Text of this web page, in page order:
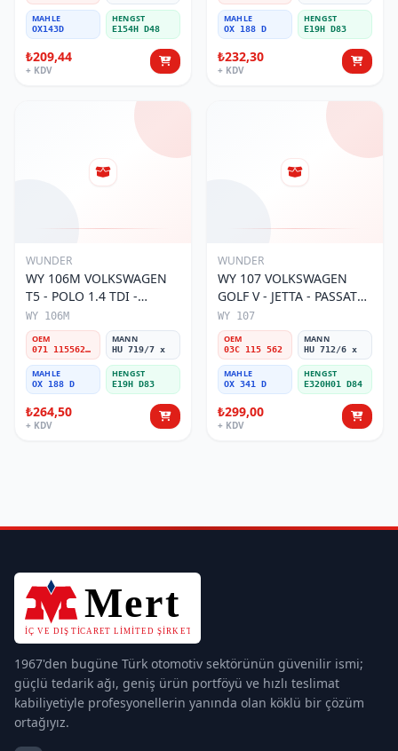
MAHLE
OX143D
HENGST
E154H D48
₺209,44
+ KDV
MAHLE
OX 188 D
HENGST
E19H D83
₺232,30
+ KDV
WUNDER
WY 106M VOLKSWAGEN
T5 - POLO 1.4 TDI -
PASSAT- JETTA 071 115562
A Yağ Filtresi
WY 106M
OEM
071 115562 A
MANN
HU 719/7 x
MAHLE
OX 188 D
HENGST
E19H D83
₺264,50
+ KDV
WUNDER
WY 107 VOLKSWAGEN
GOLF V - JETTA - PASSAT
1.6 FSI BENZİNLİ 03C 115
562 Yağ Filtresi
WY 107
OEM
03C 115 562
MANN
HU 712/6 x
MAHLE
OX 341 D
HENGST
E320H01 D84
₺299,00
+ KDV
1967'den bugüne Türk otomotiv sektörünün güvenilir ismi;
güçlü tedarik ağı, geniş ürün portföyü ve hızlı teslimat
kabiliyetiyle profesyonellerin yanında olan köklü bir çözüm
ortağıyız.